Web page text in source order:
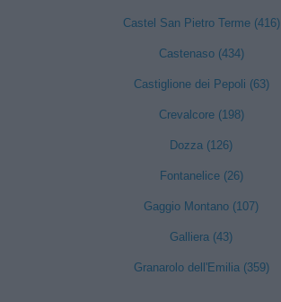
Castel San Pietro Terme (416)
Castenaso (434)
Castiglione dei Pepoli (63)
Crevalcore (198)
Dozza (126)
Fontanelice (26)
Gaggio Montano (107)
Galliera (43)
Granarolo dell'Emilia (359)